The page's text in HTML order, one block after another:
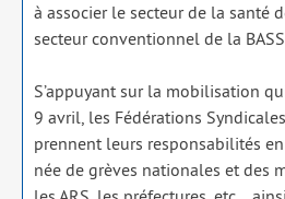
à asso­cier le sec­teur de la san­té
sec­teur conven­tion­nel de la
S’appuyant sur la mobi­li­sa­tion
9 avril, les Fédérations Syndicales
prennent leurs res­pon­sa­bi­li­tés
née de grèves natio­nales et des